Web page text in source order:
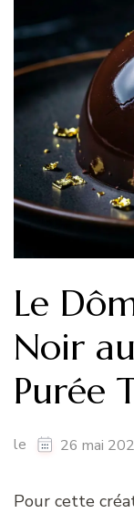
Le
Noir
Purée
le 26 mai
Pour cette